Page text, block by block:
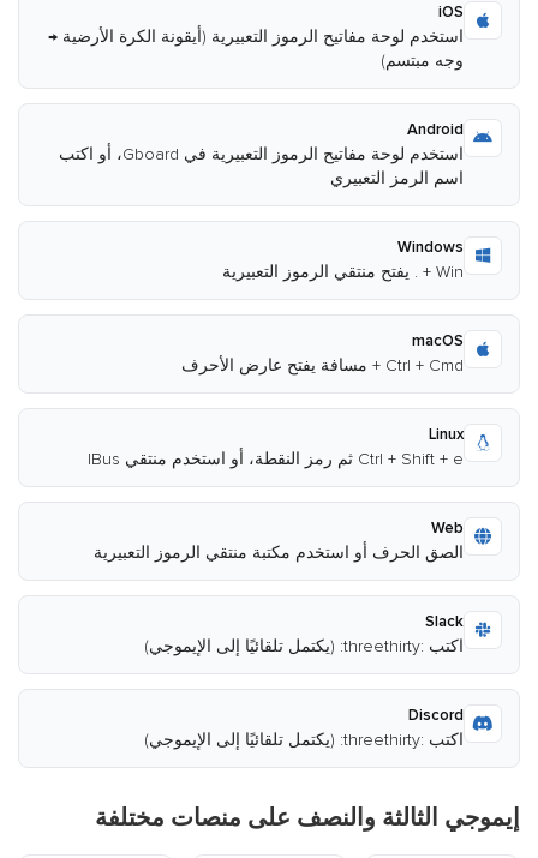
iOS
استخدم لوحة مفاتيح الرموز التعبيرية (أيقونة الكرة الأرضية →
وجه مبتسم)
Android
استخدم لوحة مفاتيح الرموز التعبيرية في Gboard، أو اكتب
اسم الرمز التعبيري
Windows
Win + . يفتح منتقي الرموز التعبيرية
macOS
Ctrl + Cmd + مسافة يفتح عارض الأحرف
Linux
Ctrl + Shift + e ثم رمز النقطة، أو استخدم منتقي IBus
Web
الصق الحرف أو استخدم مكتبة منتقي الرموز التعبيرية
Slack
اكتب :threethirty: (يكتمل تلقائيًا إلى الإيموجي)
Discord
اكتب :threethirty: (يكتمل تلقائيًا إلى الإيموجي)
إيموجي الثالثة والنصف على منصات مختلفة